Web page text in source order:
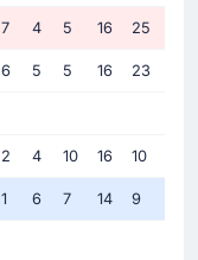
7 4 5 16 25
6 5 5 16 23
2 4 10 16 10
1 6 7 14 9